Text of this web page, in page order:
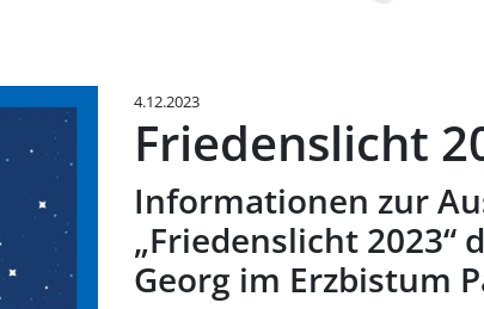
4.12.2023
Friedenslicht
Informationen zur
„Friedenslicht 2023“
Georg im Erzbistum